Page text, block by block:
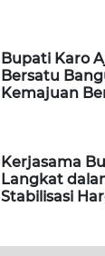
Bupati Karo
Bersatu
Kemajuan
Kerjasama
Langkat
Stabilisasi